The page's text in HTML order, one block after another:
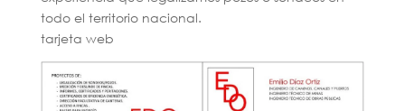
todo el territorio nacional.
tarjeta web